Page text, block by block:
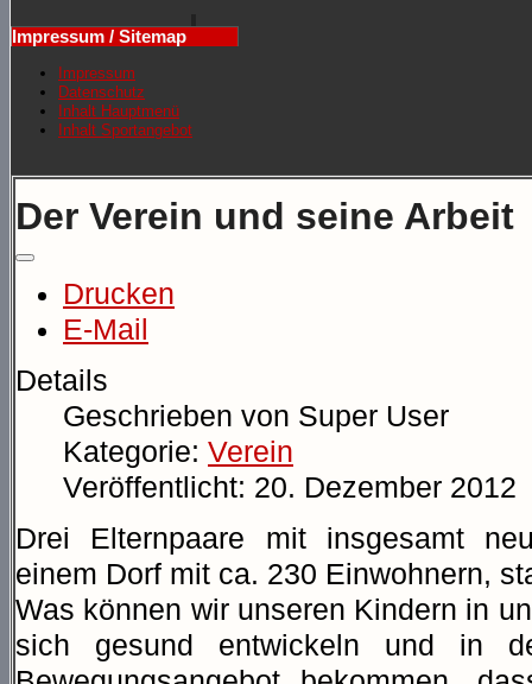
Impressum / Sitemap
Impressum
Datenschutz
Inhalt Hauptmenü
Inhalt Sportangebot
Der Verein und seine Arbeit
Drucken
E-Mail
Details
Geschrieben von Super User
Kategorie: Verein
Veröffentlicht: 20. Dezember 2012
Drei Elternpaare mit insgesamt
einem Dorf mit ca. 230 Einwohnern,
Was können wir unseren Kindern in
sich gesund entwickeln und in